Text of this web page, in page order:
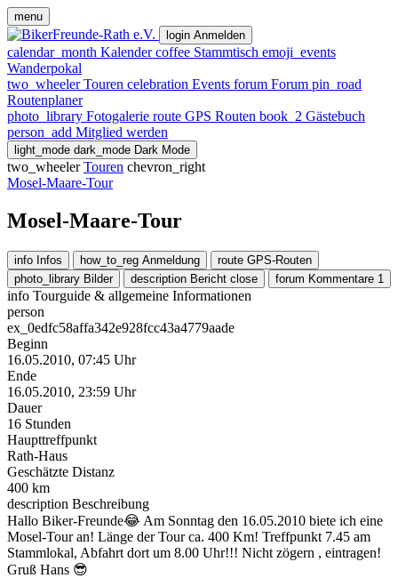
menu
login Anmelden
calendar_month Kalender coffee Stammtisch emoji_events
Wanderpokal
two_wheeler Touren celebration Events forum Forum pin_road
Routenplaner
photo_library Fotogalerie route GPS Routen book_2 Gästebuch
person_add Mitglied werden
light_mode dark_mode Dark Mode
two_wheeler Touren chevron_right
Mosel-Maare-Tour
Mosel-Maare-Tour
info Infos how_to_reg Anmeldung route GPS-Routen
photo_library Bilder description Bericht close forum Kommentare 1
info Tourguide & allgemeine Informationen
person
ex_0edfc58affa342e928fcc43a4779aade
Beginn
16.05.2010, 07:45 Uhr
Ende
16.05.2010, 23:59 Uhr
Dauer
16 Stunden
Haupttreffpunkt
Rath-Haus
Geschätzte Distanz
400 km
description Beschreibung
Hallo Biker-Freunde😂 Am Sonntag den 16.05.2010 biete ich eine
Mosel-Tour an! Länge der Tour ca. 400 Km! Treffpunkt 7.45 am
Stammlokal, Abfahrt dort um 8.00 Uhr!!! Nicht zögern , eintragen!
Gruß Hans 😎